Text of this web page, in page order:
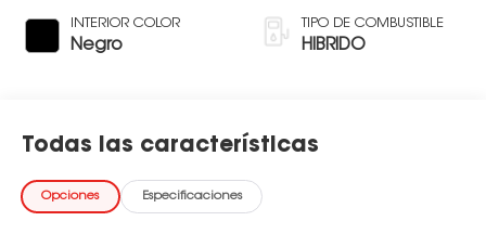
INTERIOR COLOR
Negro
TIPO DE COMBUSTIBLE
HIBRIDO
Todas las características
Opciones Especificaciones